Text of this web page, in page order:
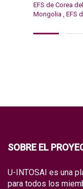
EFS de Corea
Mongolia
EFS
SOBRE EL
U-INTOSAI es una
para todos los